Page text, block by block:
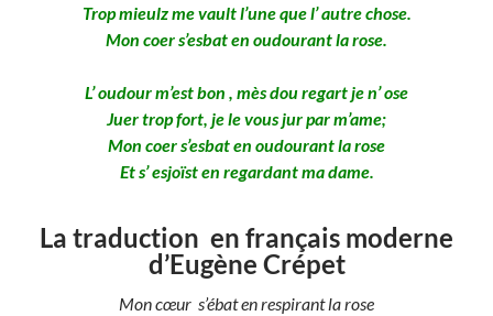
Trop mieulz me vault l’une que l’ autre chose.
Mon coer s’esbat en oudourant la rose.
L’ oudour m’est bon , mès dou regart je n’ ose
Juer trop fort, je le vous jur par m’ame;
Mon coer s’esbat en oudourant la rose
Et s’ esjoïst en regardant ma dame.
La traduction en français moderne
d’Eugène Crépet
Mon cœur s’ébat en respirant la rose